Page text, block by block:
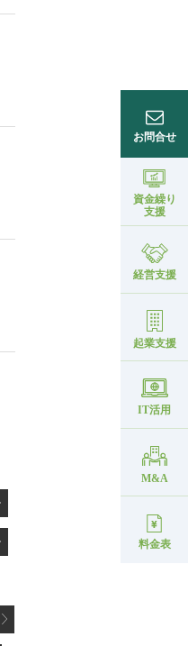
お問合せ
資金繰り
支援
経営支援
起業支援
IT活用
M&A
料金表